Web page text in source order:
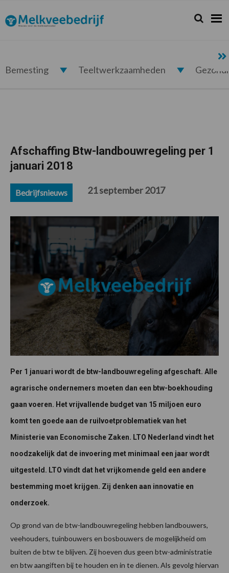
de
hoofdnavigatie
de
hoofd
de
eerste
de
voettekst
Melkveebedrijf.nl Zoeken...
Zoek
Bemesting Teeltwerkzaamheden
Afschaffing Btw-landbouwregeling per 1
januari 2018
Bedrijfsnieuws 21 september 2017
Per 1 januari wordt de btw-landbouwregeling afgeschaft. Alle
agrarische ondernemers moeten dan een btw-boekhouding
gaan voeren. Het vrijvallende budget van 15 miljoen euro
komt ten goede aan de ruilvoetproblematiek van het
Ministerie van Economische Zaken. LTO Nederland vindt het
noodzakelijk dat de invoering met minimaal een jaar wordt
uitgesteld. LTO vindt dat het vrijkomende geld een andere
bestemming moet krijgen. Zij denken aan innovatie en
onderzoek.
Op grond van de btw-landbouwregeling hebben landbouwers,
veehouders, tuinbouwers en bosbouwers de mogelijkheid om
buiten de btw te blijven. Zij hoeven dus geen btw-administratie
en btw aangiften bij te houden en in te dienen. Als gevolg hiervan